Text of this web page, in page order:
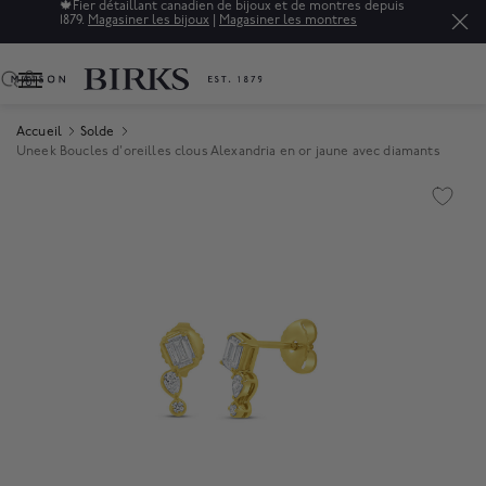
🍁 Fier détaillant canadien de bijoux et de montres depuis
1879. Magasiner les bijoux Magasiner les montres
0
Accueil
Solde
Uneek Boucles d'oreilles clous Alexandria en or jaune avec diamants